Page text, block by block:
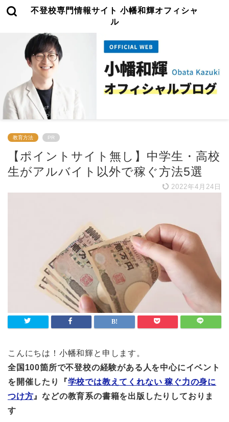
不登校専門情報サイト 小幡和輝オフィシャ
ル
教育方法 PR
【ポイントサイト無し】中学生・高校
生がアルバイト以外で稼ぐ方法5選
2022年4月24日
こんにちは！小幡和輝と申します。
全国100箇所で不登校の経験がある人を中心にイベント
を開催したり『学校では教えてくれない 稼ぐ力の身に
つけ方 』などの教育系の書籍を出版したりしておりま
す